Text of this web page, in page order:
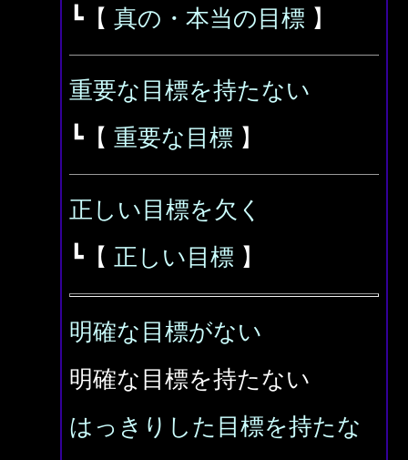
┗【 真の・本当の目標 】
重要な目標を持たない
┗【 重要な目標 】
正しい目標を欠く
┗【 正しい目標 】
明確な目標がない
明確な目標を持たない
はっきりした目標を持たな